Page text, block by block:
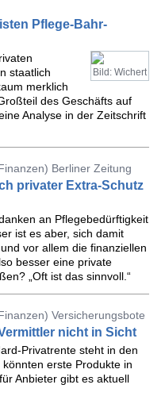
Pflege-Bahr-
Bild: Wichert
staatlich
merklich
des Geschäfts auf
Analyse in der Zeitschrift
Berliner Zeitung
privater Extra-Schutz
an Pflegebedürftigkeit
ist es aber, sich damit
vor allem die finanziellen
besser eine private
„Oft ist das sinnvoll.“
Versicherungsbote
nicht in Sicht
Privatrente steht in den
erste Produkte in
Anbieter gibt es aktuell